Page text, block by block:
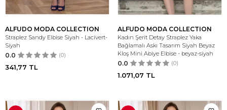
ALFUDO MODA COLLECTION
Straplez Sandy Elbise Siyah - Lacivert-
Siyah
0.0 (0)
341,77 TL
ALFUDO MODA COLLECTION
Kadın Şerit Detay Straplez Yaka
Bağlamalı Askı Tasarım Siyah Beyaz
Kloş Mini Abiye Elbise - beyaz-siyah
0.0 (0)
1.071,07 TL